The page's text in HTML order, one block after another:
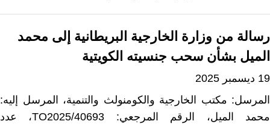
رسالة من وزارة الخارجية البريطانية إلى محمد
الميل بشأن سحب جنسيته الكويتية
19 ديسمبر 2025
المرسل: مكتب الخارجية والكومنولث والتنمية، المرسل إليه:
محمد الميل، الرقم المرجعي: TO2025/40693، عدد